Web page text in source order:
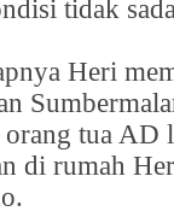
tidak
Heri
orang tua AD
di rumah